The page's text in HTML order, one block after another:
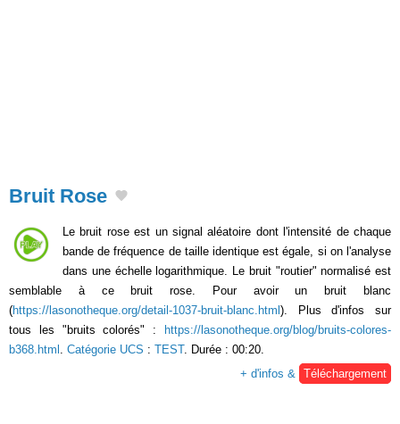
Bruit Rose
Le bruit rose est un signal aléatoire dont l'intensité de chaque
bande de fréquence de taille identique est égale, si on l'analyse
dans une échelle logarithmique. Le bruit "routier" normalisé est
semblable à ce bruit rose. Pour avoir un bruit blanc
(https://lasonotheque.org/detail-1037-bruit-blanc.html ). Plus d'infos sur
tous les "bruits colorés" :
https://lasonotheque.org/blog/bruits-colores-
b368.html . Catégorie UCS : TEST. Durée : 00:20.
+ d'infos & Téléchargement